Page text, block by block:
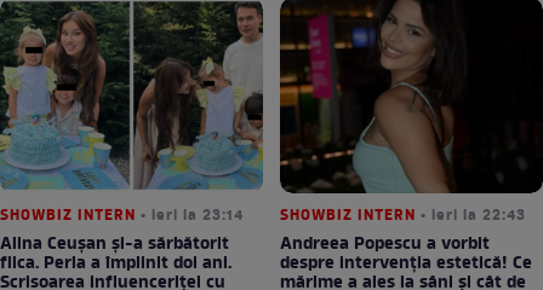
SHOWBIZ INTERN • ieri la 23:14
Alina Ceușan și-a sărbătorit
fiica. Perla a împlinit doi ani.
Scrisoarea influenceriței cu
SHOWBIZ INTERN • ieri la 22:43
Andreea Popescu a vorbit
despre intervenția estetică! Ce
mărime a ales la sâni și cât de